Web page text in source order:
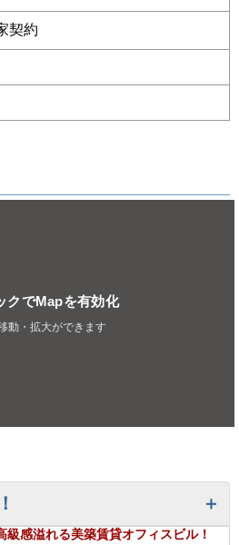
契約
クでMapを有効化
動・拡大ができます
級感溢れる美築賃貸オフィスビル！